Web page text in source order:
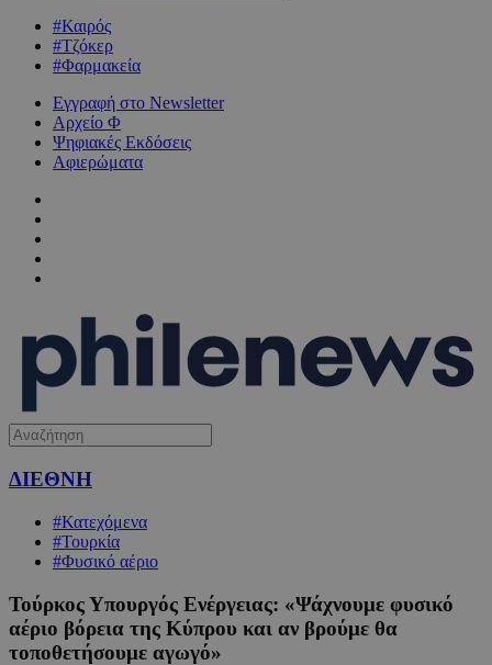
#Καιρός
#Τζόκερ
#Φαρμακεία
Εγγραφή στο Newsletter
Αρχείο Φ
Ψηφιακές Εκδόσεις
Αφιερώματα
ΔΙΕΘΝΗ
#Κατεχόμενα
#Τουρκία
#Φυσικό αέριο
Τούρκος Υπουργός Ενέργειας: «Ψάχνουμε φυσικό
αέριο βόρεια της Κύπρου και αν βρούμε θα
τοποθετήσουμε αγωγό»